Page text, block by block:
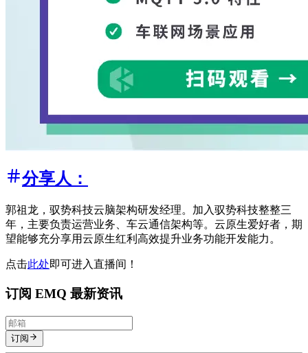
分享人：
郭祖龙，驭势科技云脑架构研发经理。加⼊驭势科技整整三
年，主要负责运营业务、⻋云通信架构等。云原⽣爱好者，期
望能够充分享⽤云原⽣红利⾼效提升业务功能开发能⼒。
点击此处即可进入直播间！
订阅 EMQ 最新资讯
订阅